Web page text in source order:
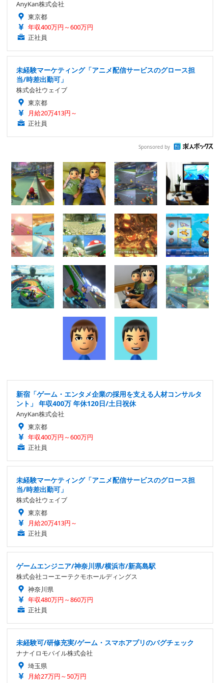
AnyKan株式会社
東京都
年収400万円～600万円
正社員
未経験マーケティング「アニメ配信サービスのグロース担
当/時差出勤可」
株式会社ウェイブ
東京都
月給20万413円～
正社員
Sponsored by
新宿「ゲーム・エンタメ企業の採用を支える人材コンサルタ
ント」 年収400万 年休120日/土日祝休
AnyKan株式会社
東京都
年収400万円～600万円
正社員
未経験マーケティング「アニメ配信サービスのグロース担
当/時差出勤可」
株式会社ウェイブ
東京都
月給20万413円～
正社員
ゲームエンジニア/神奈川県/横浜市/新高島駅
株式会社コーエーテクモホールディングス
神奈川県
年収480万円～860万円
正社員
未経験可/研修充実/ゲーム・スマホアプリのバグチェック
ナナイロモバイル株式会社
埼玉県
月給27万円～50万円